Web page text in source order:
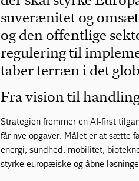
suverænitet og
og den offentlige
regulering til
taber terræn i det
Fra vision til
Strategien fremmer en AI-first
får nye opgaver. Målet er at sætte
energi, sundhed, mobilitet,
styrke europæiske og åbne